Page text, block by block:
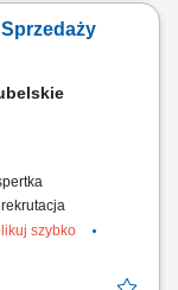
rekrutacja
szybko